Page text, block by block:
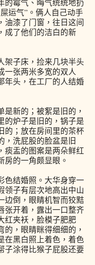
的霉气、晦气统统地扔
运气”。俩人自己动手
油漆了门窗，往日这间
成了他们的洁白的新
子床，捡来几块半头
一张两米多宽的双人
年头，在工厂的人结婚
新的；被絮是旧的，
的炉子是旧的，锅子是
的；放在房间里的茶杯
，洗屁股的脸盆是旧
痰盂的图案是两朵鲜红
房的一角颇显眼。
结婚照。大华身穿一
领子有层次地高出中山
边倒，眼睛机智而狡黠
张开着，露出一口整齐
红夹袄，脸模子肥肥
，眼睛眯得细细的，
在黑白照上着色，着色
子涂得比猴子屁股还要